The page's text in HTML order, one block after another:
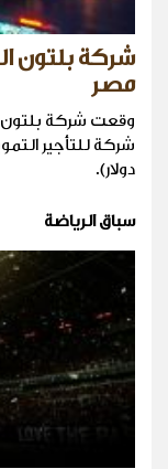
شركة بلتون
مصر
وقعت شركة بلتون
دولار).
سباق الرياضة